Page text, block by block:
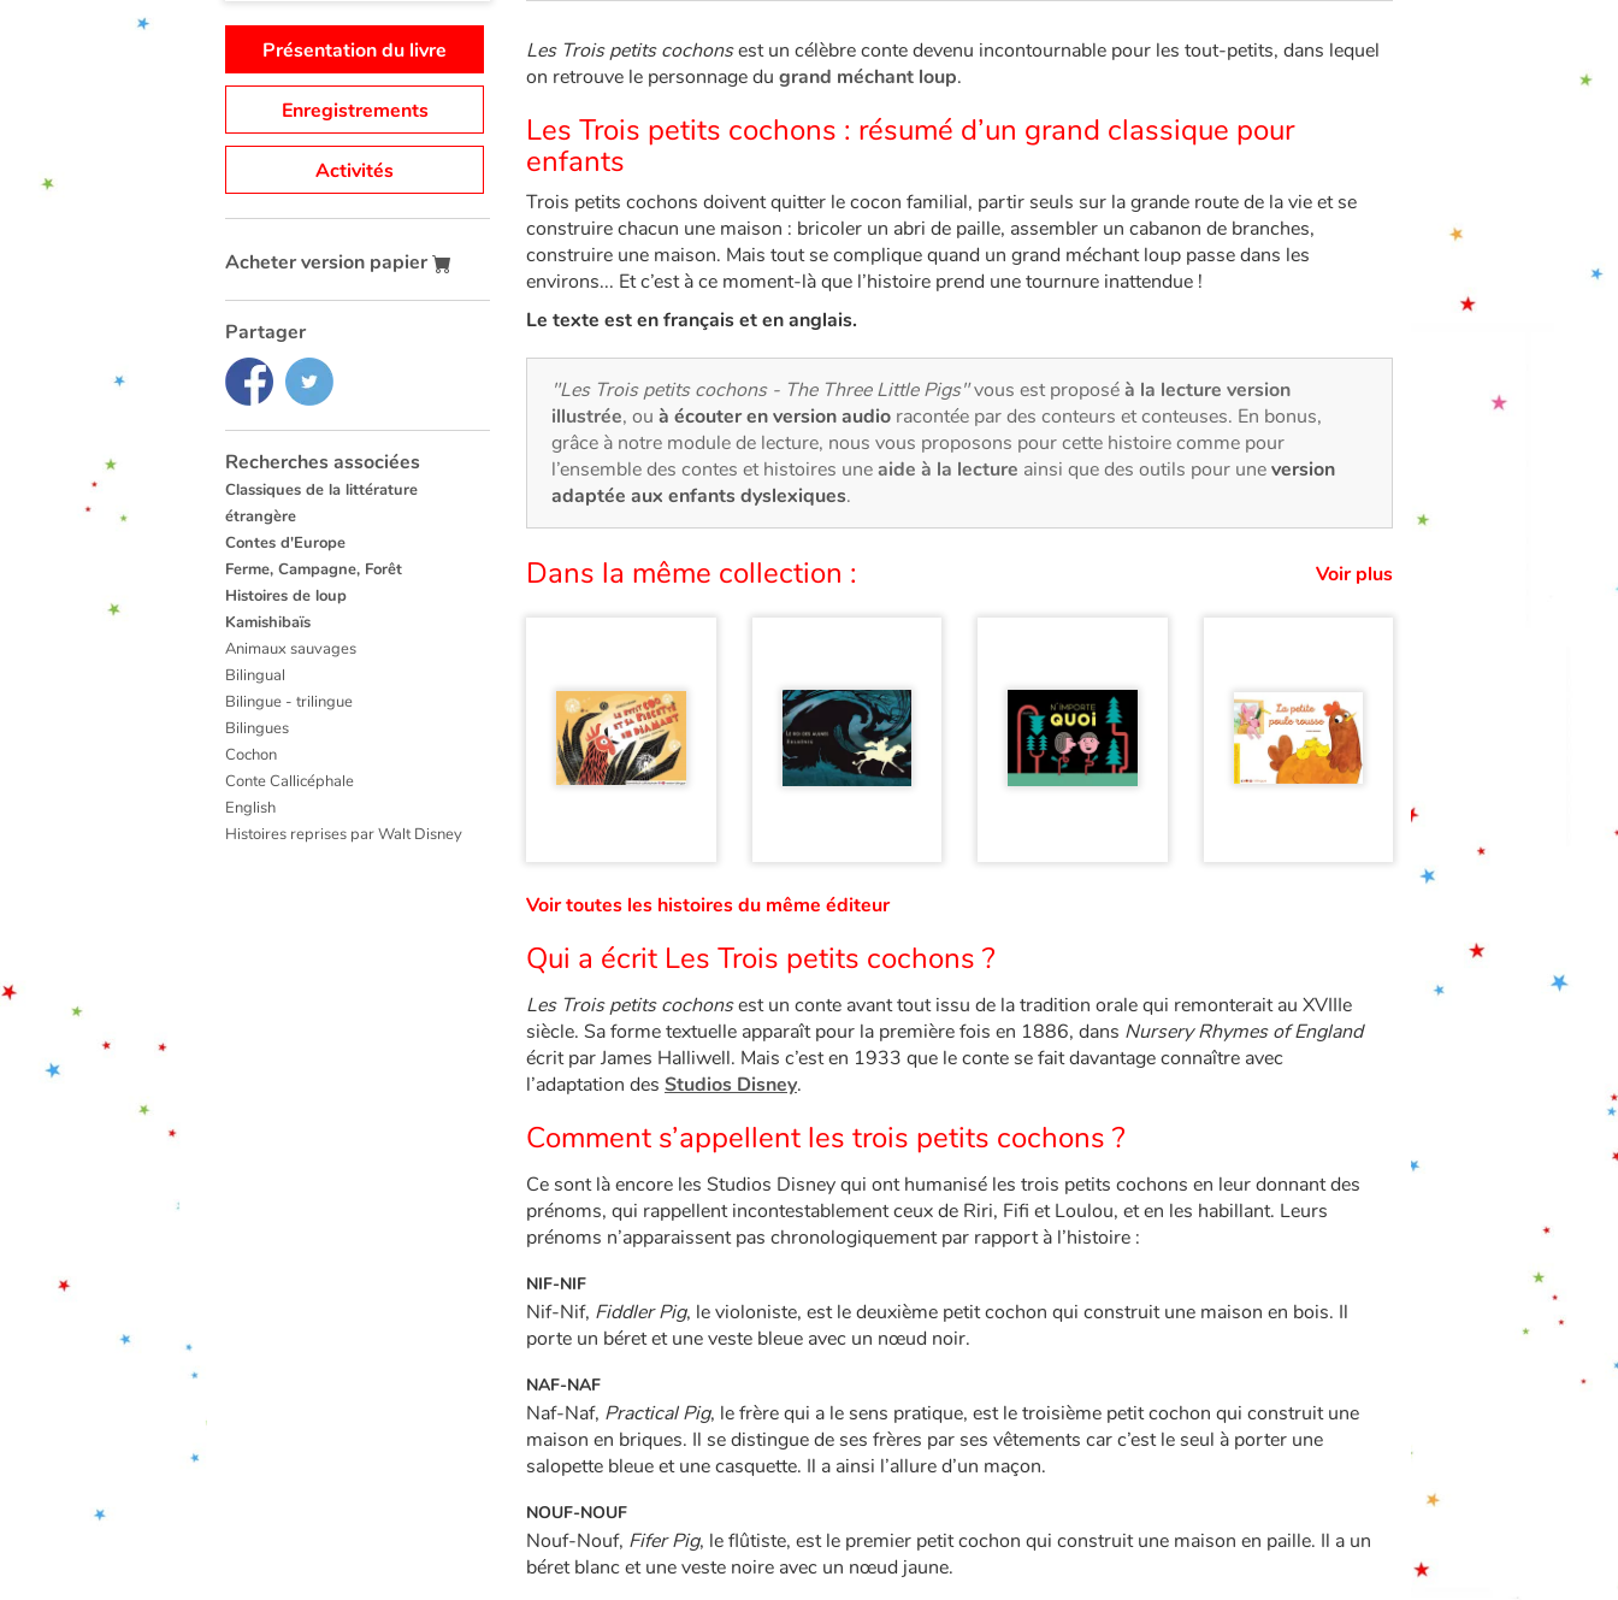
Présentation du livre
Enregistrements
Activités
Acheter version papier
Partager
Recherches associées
Classiques de la littérature
étrangère
Contes d'Europe
Ferme, Campagne, Forêt
Histoires de loup
Kamishibaïs
Animaux sauvages
Bilingual
Bilingue - trilingue
Bilingues
Cochon
Conte Callicéphale
English
Histoires reprises par Walt Disney
Les Trois petits cochonsest un célèbre conte devenu incontournable pour les tout-petits, dans lequel
on retrouve le personnage du grand méchant loup.
Les Trois petits cochons : résumé d’un grand classique pour
enfants
Trois petits cochons doivent quitter le cocon familial, partir seuls sur la grande route de la vie et se
construire chacun une maison : bricoler un abri de paille, assembler un cabanon de branches,
construire une maison. Mais tout se complique quand un grand méchant loup passe dans les
environs... Et c’est à ce moment-là que l’histoire prend une tournure inattendue !
Le texte est en français et en anglais.
"Les Trois petits cochons - The Three Little Pigs"vous est proposéà la lecture version
illustrée, ou à écouter en version audio racontée par des conteurs et conteuses. En bonus,
grâce à notre module de lecture, nous vous proposons pour cette histoire comme pour
l’ensemble des contes et histoires uneaide à la lecture ainsi que des outils pour uneversion
adaptée aux enfants dyslexiques.
Dans la même collection : Voir plus
Voir toutes les histoires du même éditeur
Qui a écrit Les Trois petits cochons ?
Les Trois petits cochonsest un conte avant tout issu de la tradition orale qui remonterait au XVIIIe
siècle. Sa forme textuelle apparaît pour la première fois en 1886, dans Nursery Rhymes of England
écrit par James Halliwell. Mais c’est en 1933 que le conte se fait davantage connaître avec
l’adaptation des Studios Disney.
Comment s’appellent les trois petits cochons ?
Ce sont là encore les Studios Disney qui ont humanisé les trois petits cochons en leur donnant des
prénoms, qui rappellent incontestablement ceux de Riri, Fifi et Loulou, et en les habillant. Leurs
prénoms n’apparaissent pas chronologiquement par rapport à l’histoire :
NIF-NIF
Nif-Nif, Fiddler Pig, le violoniste, est le deuxième petit cochon qui construit une maison en bois. Il
porte un béret et une veste bleue avec un nœud noir.
NAF-NAF
Naf-Naf, Practical Pig, le frère qui a le sens pratique, est le troisième petit cochon qui construit une
maison en briques. Il se distingue de ses frères par ses vêtements car c’est le seul à porter une
salopette bleue et une casquette. Il a ainsi l’allure d’un maçon.
NOUF-NOUF
Nouf-Nouf, Fifer Pig, le flûtiste, est le premier petit cochon qui construit une maison en paille. Il a un
béret blanc et une veste noire avec un nœud jaune.